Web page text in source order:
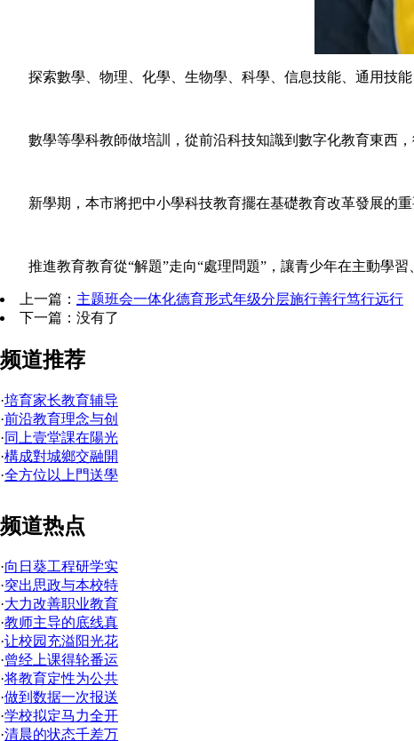
探索數學、物理、化學、生物學、科學、信息技能、通用技能
數學等學科教師做培訓，從前沿科技知識到數字化教育東西，
新學期，本市將把中小學科技教育擺在基礎教育改革發展的重
推進教育教育從“解題”走向“處理問題”，讓青少年在主動學習
上一篇： 主题班会一体化德育形式年级分层施行善行笃行远行
下一篇：没有了
频道推荐
·培育家长教育辅导
·前沿教育理念与创
·同上壹堂課在陽光
·構成對城鄉交融開
·全方位以上門送學
频道热点
·向日葵工程研学实
·突出思政与本校特
·大力改善职业教育
·教师主导的底线真
·让校园充溢阳光花
·曾经上课得轮番运
·将教育定性为公共
·做到数据一次报送
·学校拟定马力全开
·清晨的状态千差万